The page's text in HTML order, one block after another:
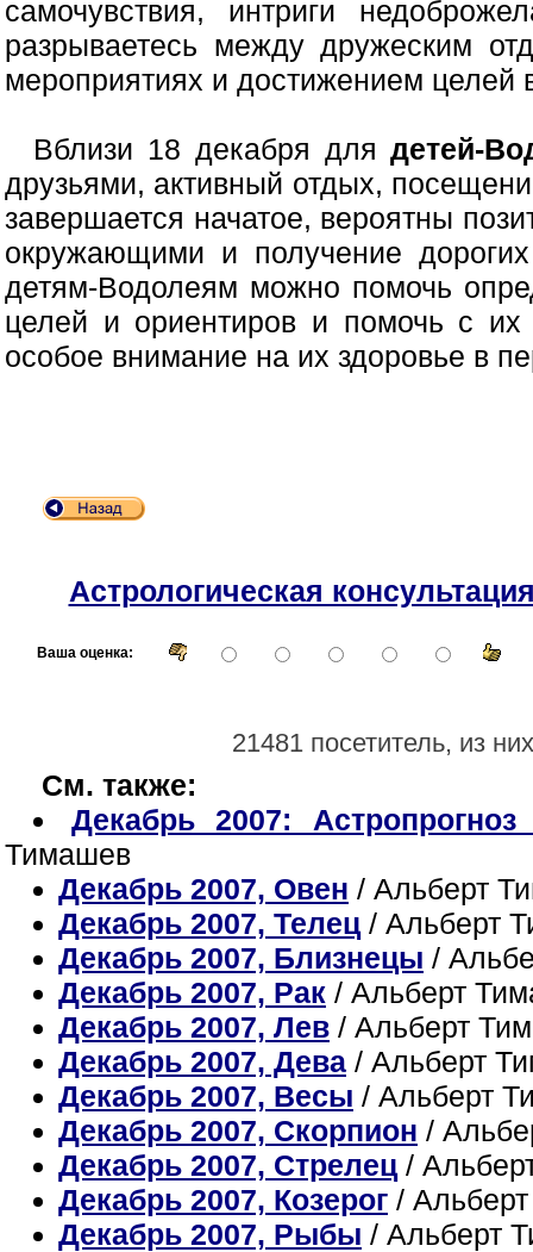
самочувствия, интриги
разрываетесь между дружеским
мероприятиях и достижением целей
Вблизи 18 декабря длядетей-
друзьями, активный отдых,
завершается начатое, вероятны
окружающими и получение
детям-Водолеям можно помочь
целей и ориентиров и помочь с их
особое внимание на их здоровье в
Астрологическая
Ваша оценка:
21481 посетитель, из
См. также:
Декабрь 2007:
Тимашев
Декабрь 2007, Овен / Альберт
Декабрь 2007, Телец/ Альберт
Декабрь 2007, Близнецы /
Декабрь 2007, Рак / Альберт
Декабрь 2007, Лев / Альберт
Декабрь 2007, Дева / Альберт
Декабрь 2007, Весы / Альберт
Декабрь 2007, Скорпион /
Декабрь 2007, Стрелец/
Декабрь 2007, Козерог /
Декабрь 2007, Рыбы / Альберт